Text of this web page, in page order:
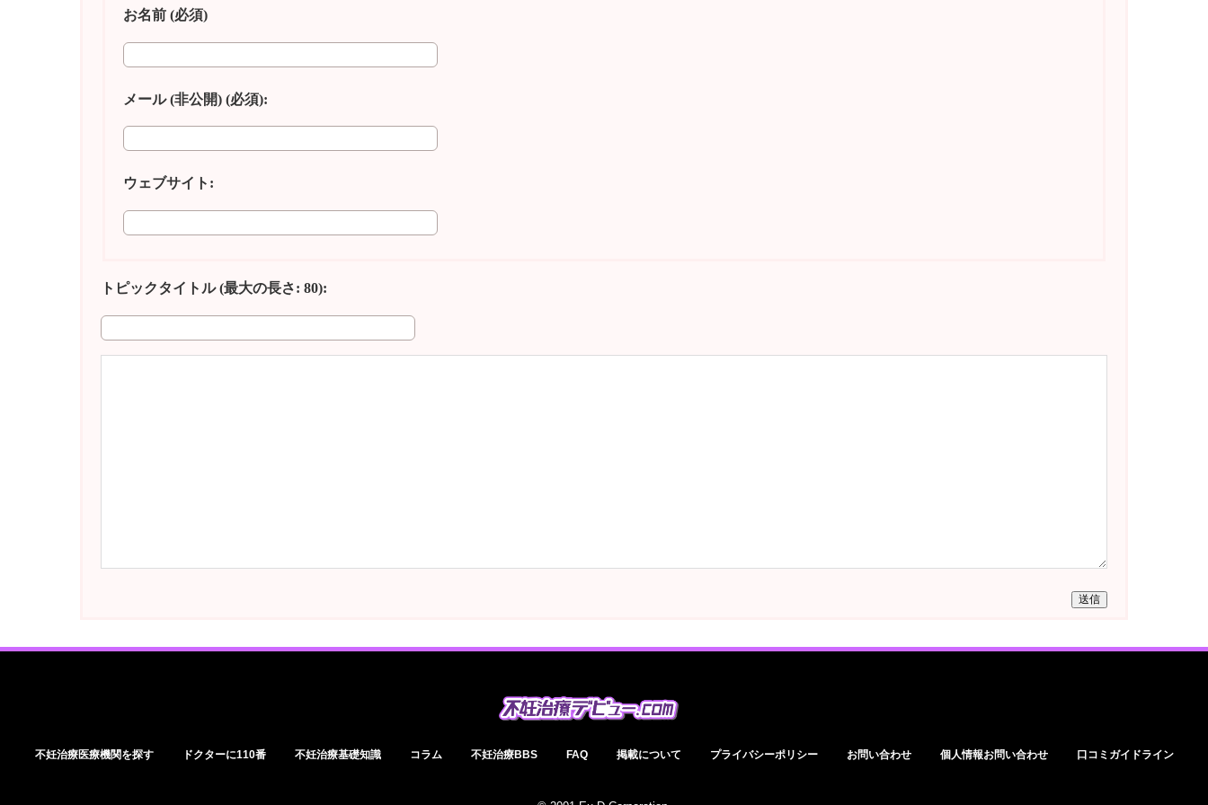
お名前 (必須)
メール (非公開) (必須):
ウェブサイト:
トピックタイトル (最大の長さ: 80):
送信
不妊治療医療機関を探す ドクターに110番 不妊治療基礎知識 コラム 不妊治療BBS FAQ 掲載について プライバシーポリシー お問い合わせ 個人情報お問い合わせ 口コミガイドライン